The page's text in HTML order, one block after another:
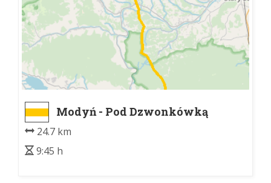
Modyń - Pod Dzwonkówką
24.7 km
9:45 h